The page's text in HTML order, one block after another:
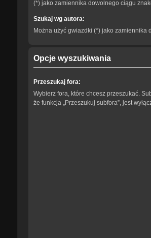
(*) jako zamiennika dowolnego ciągu
Szukaj wg autora:
Można użyć gwiazdki (*) jako zamiennika
Opcje wyszukiwania
Przeszukaj fora:
Wybierz fora, które chcesz przeszukać.
że funkcja „Przeszukuj subfora”, jest